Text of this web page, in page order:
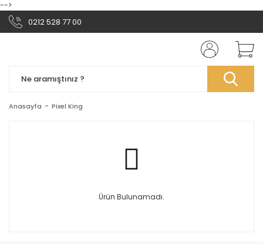
-->
0212 528 77 00
Anasayfa Pixel King
Ürün Bulunamadı.